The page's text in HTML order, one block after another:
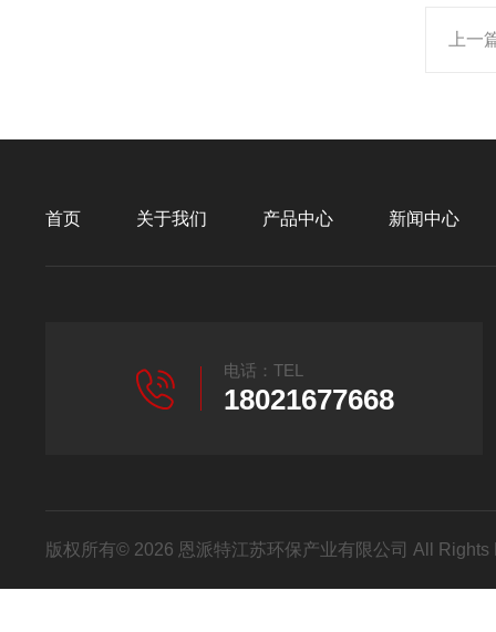
上一
首页 关于我们 产品中心 新闻中心
电话：TEL
18021677668
版权所有© 2026 恩派特江苏环保产业有限公司 All